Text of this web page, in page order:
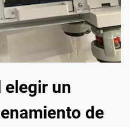
elegir un
de